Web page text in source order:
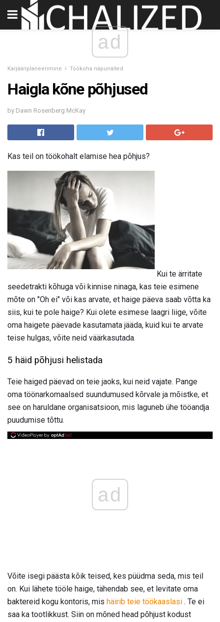
ad
Karjääriplaneerimine Töökoha näpunäited
Haigla kõne põhjused
by Dawn Rosenberg McKay
Kas teil on töökohalt elamise hea põhjus?
Kui te ärritate
seedetrakti kõhuga või kinnise ninaga, kas teie esimene
mõte on "Oh ei" või kas arvate, et haige päeva saab võtta ka
siis, kui te pole haige? Kui olete esimese laagri liige, võite
oma haigete päevade kasutamata jääda, kuid kui te arvate
teise hulgas, võite neid väärkasutada.
5 häid põhjusi helistada
Teie haiged päevad on teie jaoks, kui neid vajate. Pange
oma töönarkomaalsed suundumused kõrvale ja mõistke, et
see on haruldane organisatsioon, mis laguneb ühe tööandja
puudumise tõttu.
ad
Võite isegi päästa kõik teised, kes püüdma seda, mis teil
on. Kui lähete tööle haige, tähendab see, et levitate oma
baktereid kogu kontoris, mis häirib teie töökaaslasi . Te ei
saa ka tootlikkust. Siin on mõned head põhjust kodust